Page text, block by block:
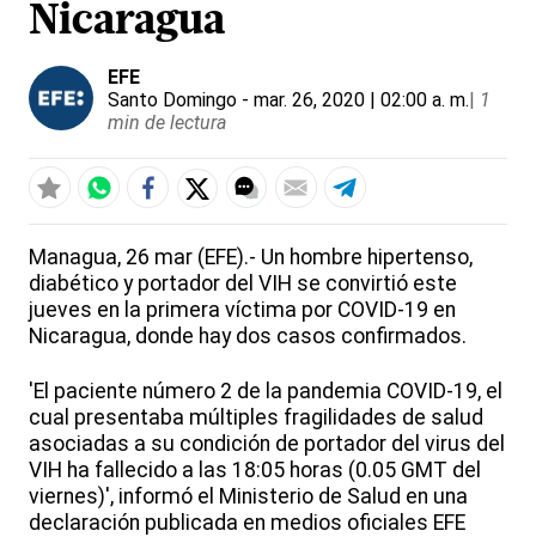
Nicaragua
EFE
Santo Domingo - mar. 26, 2020 | 02:00 a. m.| 1
min de lectura
Managua, 26 mar (EFE).- Un hombre hipertenso,
diabético y portador del VIH se convirtió este
jueves en la primera víctima por COVID-19 en
Nicaragua, donde hay dos casos confirmados.
'El paciente número 2 de la pandemia COVID-19, el
cual presentaba múltiples fragilidades de salud
asociadas a su condición de portador del virus del
VIH ha fallecido a las 18:05 horas (0.05 GMT del
viernes)', informó el Ministerio de Salud en una
declaración publicada en medios oficiales EFE